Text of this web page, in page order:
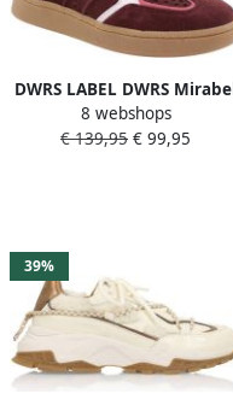
DWRS LABEL DWRS Mirabel
bordeaux sneakers Suede
Dames
8 webshops
€ 139,95 € 99,95
39%